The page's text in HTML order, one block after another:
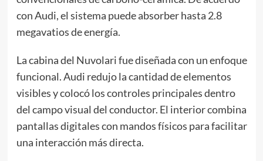
con Audi, el sistema puede absorber hasta 2.8
megavatios de energía.
La cabina del Nuvolari fue diseñada con un enfoque
funcional. Audi redujo la cantidad de elementos
visibles y colocó los controles principales dentro
del campo visual del conductor. El interior combina
pantallas digitales con mandos físicos para facilitar
una interacción más directa.